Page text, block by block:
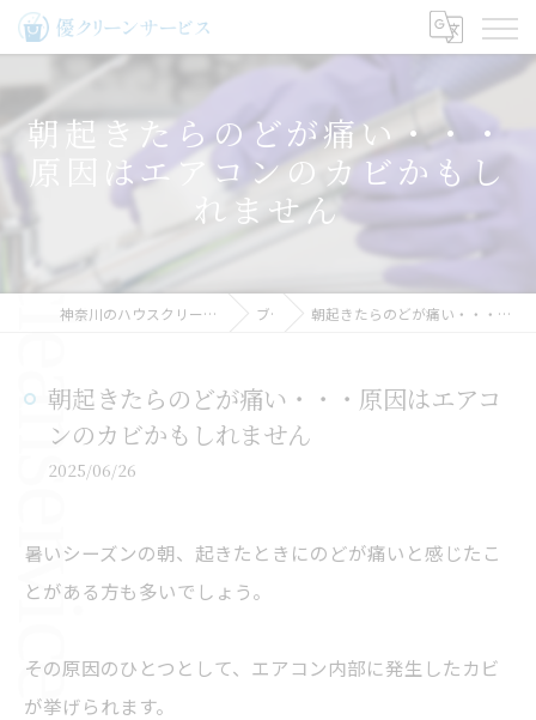
朝起きたらのどが痛い・・・
原因はエアコンのカビかもし
れません
神奈川のハウスクリーニングなら優クリーンサービス ブログ 朝起きたらのどが痛い・・・原因はエアコンのカビかもしれません
朝起きたらのどが痛い・・・原因はエアコ
ンのカビかもしれません
2025/06/26
暑いシーズンの朝、起きたときにのどが痛いと感じたこ
とがある方も多いでしょう。
その原因のひとつとして、エアコン内部に発生したカビ
が挙げられます。